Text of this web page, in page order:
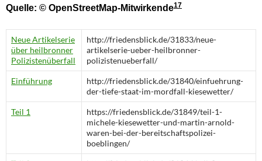
Quelle: © OpenStreetMap-Mitwirkende17
Neue Artikelserie
über heilbronner
Polizistenüberfall
http://friedensblick.de/31833/neue-
artikelserie-ueber-heilbronner-
polizistenueberfall/
Einführung
http://friedensblick.de/31840/einfuehrung-
der-tiefe-staat-im-mordfall-kiesewetter/
Teil 1
https://friedensblick.de/31849/teil-1-
michele-kiesewetter-und-martin-arnold-
waren-bei-der-bereitschaftspolizei-
boeblingen/